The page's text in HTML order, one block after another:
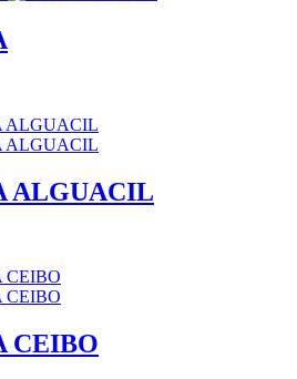
ALGUACIL
CEIBO